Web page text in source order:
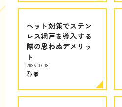
ペット対策でステン
レス網戸を導入する
際の思わぬデメリッ
ト
2026.07.08
家